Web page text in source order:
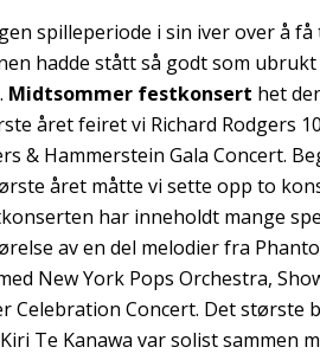
spilleperiode i sin iver over å
hadde stått så godt som ubrukt
Midtsommer festkonsert het
året feiret vi Richard Rodgers
& Hammerstein Gala Concert.
året måtte vi sette opp to
har inneholdt mange
av en del melodier fra
New York Pops Orchestra,
Celebration Concert. Det største
Te Kanawa var solist sammen